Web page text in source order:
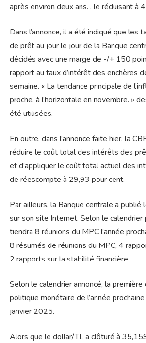
après environ deux ans. , le réduisant à
Dans l’annonce, il a été indiqué que les
de prêt au jour le jour de la Banque
décidés avec une marge de -/+ 150
rapport au taux d’intérêt des enchères
semaine. « La tendance principale de
proche. à l’horizontale en novembre. »
été utilisées.
En outre, dans l’annonce faite hier, la
réduire le coût total des intérêts des
et d’appliquer le coût total actuel des
de réescompte à 29,93 pour cent.
Par ailleurs, la Banque centrale a
sur son site Internet. Selon le calendrier
tiendra 8 réunions du MPC l’année
8 résumés de réunions du MPC, 4
2 rapports sur la stabilité financière.
Selon le calendrier annoncé, la première
politique monétaire de l’année
janvier 2025.
Alors que le dollar/TL a clôturé à